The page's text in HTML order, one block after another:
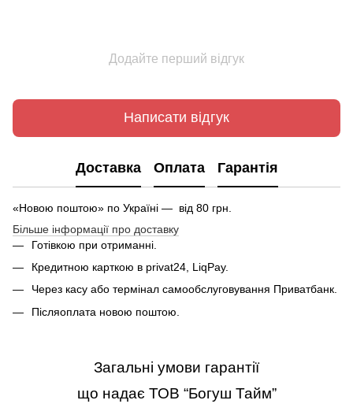
Додайте перший відгук
Написати відгук
Доставка Оплата Гарантія
«Новою поштою» по Україні — вiд 80 грн.
Більше інформації про доставку
Готівкою при отриманні.
Кредитною карткою в privat24, LiqPay.
Через касу або термінал самообслуговування Приватбанк.
Післяоплата новою поштою.
Загальні умови гарантії
що надає ТОВ “Богуш Тайм”